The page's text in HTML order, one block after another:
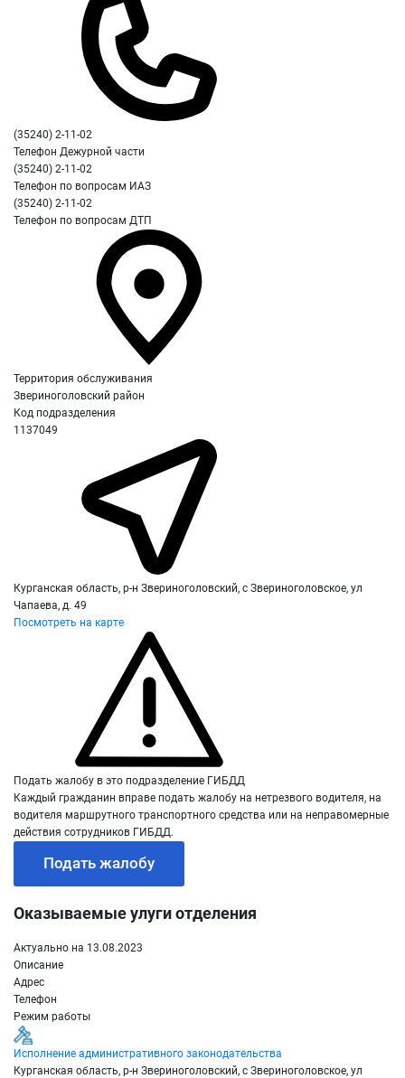
(35240) 2-11-02
Телефон Дежурной части
(35240) 2-11-02
Телефон по вопросам ИАЗ
(35240) 2-11-02
Телефон по вопросам ДТП
Территория обслуживания
Звериноголовский район
Код подразделения
1137049
Курганская область, р-н Звериноголовский, с Звериноголовское, ул
Чапаева, д. 49
Посмотреть на карте
Подать жалобу в это подразделение ГИБДД
Каждый гражданин вправе подать жалобу на нетрезвого водителя, на
водителя маршрутного транспортного средства или на неправомерные
действия сотрудников ГИБДД.
Подать жалобу
Оказываемые улуги отделения
Актуально на 13.08.2023
Описание
Адрес
Телефон
Режим работы
Исполнение административного законодательства
Курганская область, р-н Звериноголовский, с Звериноголовское, ул